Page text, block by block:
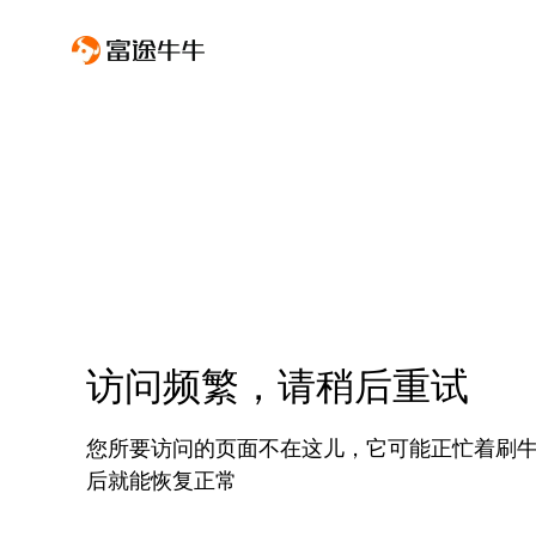
访问频繁，请稍后重试
您所要访问的页面不在这儿，它可能正忙着刷
后就能恢复正常